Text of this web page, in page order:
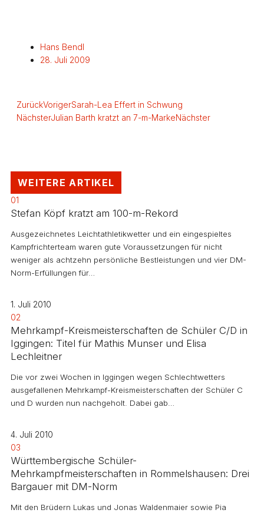
Hans Bendl
28. Juli 2009
ZurückVorigerSarah-Lea Effert in Schwung
NächsterJulian Barth kratzt an 7-m-MarkeNächster
WEITERE ARTIKEL
01
Stefan Köpf kratzt am 100-m-Rekord
Ausgezeichnetes Leichtathletikwetter und ein eingespieltes
Kampfrichterteam waren gute Voraussetzungen für nicht
weniger als achtzehn persönliche Bestleistungen und vier DM-
Norm-Erfüllungen für…
1. Juli 2010
02
Mehrkampf-Kreismeisterschaften de Schüler C/D in
Iggingen: Titel für Mathis Munser und Elisa
Lechleitner
Die vor zwei Wochen in Iggingen wegen Schlechtwetters
ausgefallenen Mehrkampf-Kreismeisterschaften der Schüler C
und D wurden nun nachgeholt. Dabei gab…
4. Juli 2010
03
Württembergische Schüler-
Mehrkampfmeisterschaften in Rommelshausen: Drei
Bargauer mit DM-Norm
Mit den Brüdern Lukas und Jonas Waldenmaier sowie Pia